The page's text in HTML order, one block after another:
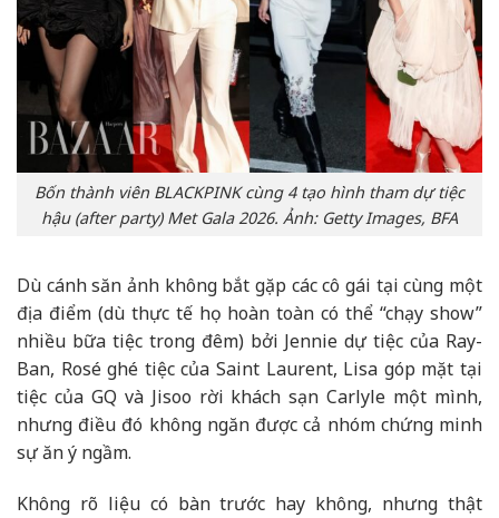
Bốn thành viên BLACKPINK cùng 4 tạo hình tham dự tiệc
hậu (after party) Met Gala 2026. Ảnh: Getty Images, BFA
Dù cánh săn ảnh không bắt gặp các cô gái tại cùng một
địa điểm (dù thực tế họ hoàn toàn có thể “chạy show”
nhiều bữa tiệc trong đêm) bởi Jennie dự tiệc của Ray-
Ban, Rosé ghé tiệc của Saint Laurent, Lisa góp mặt tại
tiệc của GQ và Jisoo rời khách sạn Carlyle một mình,
nhưng điều đó không ngăn được cả nhóm chứng minh
sự ăn ý ngầm.
Không rõ liệu có bàn trước hay không, nhưng thật